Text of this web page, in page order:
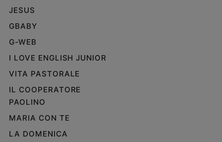
Riflessioni
Foto
Video
Privacy
JESUS
GBABY
G-WEB
I LOVE ENGLISH JUNIOR
VITA PASTORALE
IL COOPERATORE
PAOLINO
MARIA CON TE
LA DOMENICA